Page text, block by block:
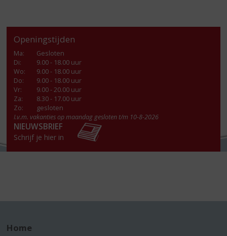
Openingstijden
Ma:
Gesloten
Di:
9.00 - 18.00 uur
Wo:
9.00 - 18.00 uur
Do:
9.00 - 18.00 uur
Vr:
9.00 - 20.00 uur
Za:
8.30 - 17.00 uur
Zo:
gesloten
I.v.m. vakanties op maandag gesloten t/m 10-8-2026
NIEUWSBRIEF
Schrijf je hier in
Home